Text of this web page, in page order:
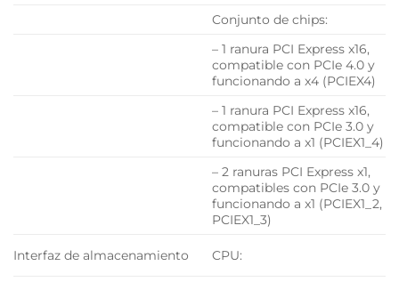
Conjunto de chips:
– 1 ranura PCI Express x16,
compatible con PCIe 4.0 y
funcionando a x4 (PCIEX4)
– 1 ranura PCI Express x16,
compatible con PCIe 3.0 y
funcionando a x1 (PCIEX1_4)
– 2 ranuras PCI Express x1,
compatibles con PCIe 3.0 y
funcionando a x1 (PCIEX1_2,
PCIEX1_3)
Interfaz de almacenamiento CPU: